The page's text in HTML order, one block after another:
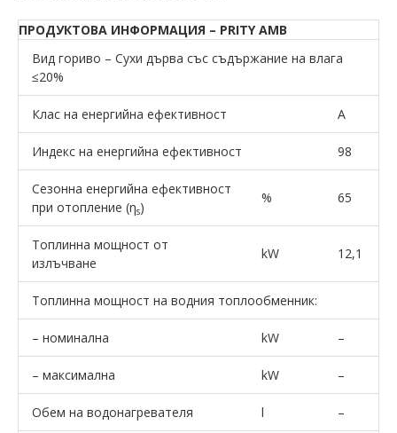
ПРОДУКТОВА ИНФОРМАЦИЯ – PRITY AMB
Вид гориво – Сухи дърва със съдържание на влага
≤20%
Клас на енергийна ефективност A
Индекс на енергийна ефективност 98
Сезонна енергийна ефективност
при отопление (ηs)
% 65
Топлинна мощност от
излъчване
kW 12,1
Топлинна мощност на водния топлообменник:
– номинална kW –
– максимална kW –
Обем на водонагревателя l –